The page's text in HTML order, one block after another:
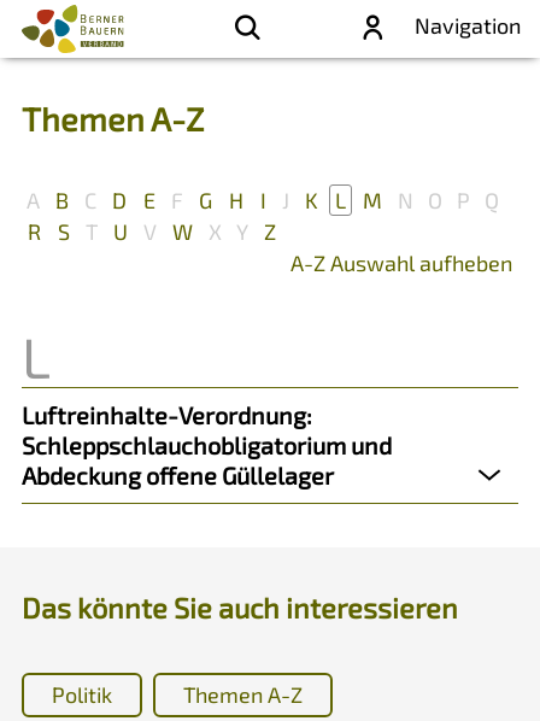
Navigation
Themen A-Z
A B C D E F G H I J K L M N O P
Q
R
S T U V W X Y
Z
A-Z Auswahl aufheben
Luftreinhalte-Verordnung:
Schleppschlauchobligatorium und
Abdeckung offene Güllelager
Das könnte Sie auch interessieren
Politik Themen A-Z